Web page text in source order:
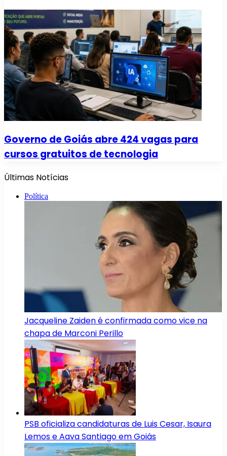
Governo de Goiás abre 424 vagas para
cursos gratuitos de tecnologia
Últimas Notícias
Política
Jacqueline Zaiden é confirmada como vice na
chapa de Marconi Perillo
PSB oficializa candidaturas de Luis Cesar, Isaura
Lemos e Aava Santiago em Goiás